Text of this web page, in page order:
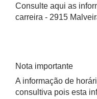
Consulte aqui as
carreira - 2915
Nota importante
A informação de
consultiva pois esta